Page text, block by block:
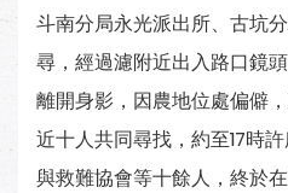
斗南分局永光派出所、古坑
尋，經過濾附近出入路口鏡
離開身影，因農地位處偏僻
近十人共同尋找，約至17時
與救難協會等十餘人，終於